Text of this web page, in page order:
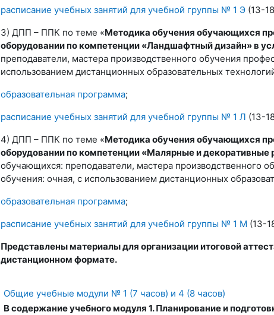
расписание учебных занятий для учебной группы № 1 Э(13-
3) ДПП – ППК по теме «Методика обучения обучающихся
оборудовании по компетенции «Ландшафтный дизайн» в
преподаватели, мастера производственного обучения
использованием дистанционных образовательных
образовательная программа;
расписание учебных занятий для учебной группы № 1 Л (13-
4) ДПП – ППК по теме «Методика обучения обучающихся
оборудовании по компетенции «Малярные и декоративные
обучающихся: преподаватели, мастера производственного
обучения: очная, с использованием дистанционных
образовательная программа;
расписание учебных занятий для учебной группы № 1 М (13-
Представлены материалы для организации итоговой
дистанционном формате.
Общие учебные модули № 1 (7 часов) и 4 (8 часов)
В содержание учебного модуля 1. Планирование и